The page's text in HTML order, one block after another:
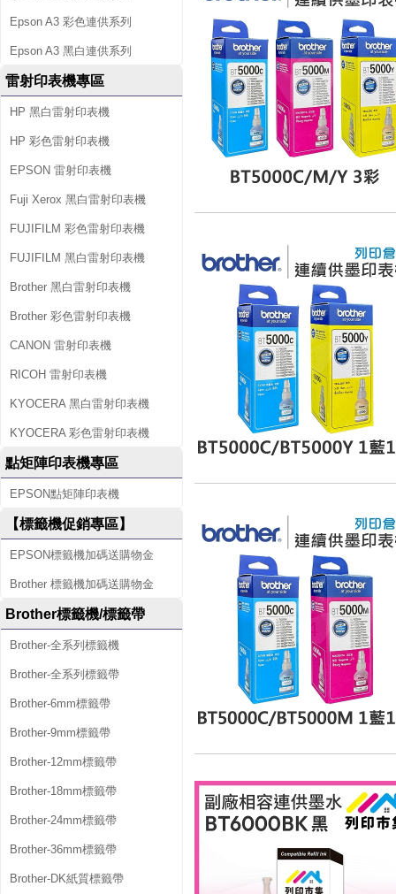
Epson A3 彩色連供系列
Epson A3 黑白連供系列
雷射印表機專區
HP 黑白雷射印表機
HP 彩色雷射印表機
EPSON 雷射印表機
Fuji Xerox 黑白雷射印表機
FUJIFILM 彩色雷射印表機
FUJIFILM 黑白雷射印表機
Brother 黑白雷射印表機
Brother 彩色雷射印表機
CANON 雷射印表機
RICOH 雷射印表機
KYOCERA 黑白雷射印表機
KYOCERA 彩色雷射印表機
點矩陣印表機專區
EPSON點矩陣印表機
【標籤機促銷專區】
EPSON標籤機加碼送購物金
Brother 標籤機加碼送購物金
Brother標籤機/標籤帶
Brother-全系列標籤機
Brother-全系列標籤帶
Brother-6mm標籤帶
Brother-9mm標籤帶
Brother-12mm標籤帶
Brother-18mm標籤帶
Brother-24mm標籤帶
Brother-36mm標籤帶
Brother-DK紙質標籤帶